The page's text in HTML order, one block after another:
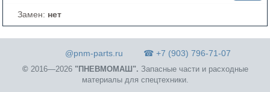
Замен: нет
@pnm-parts.ru ☎ +7 (903) 796-71-07
©2016—2026 "ПНЕВМОМАШ". Запасные части и расходные
материалы для спецтехники.